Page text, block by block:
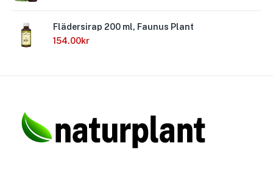
Flädersirap 200 ml, Faunus Plant
154.00kr